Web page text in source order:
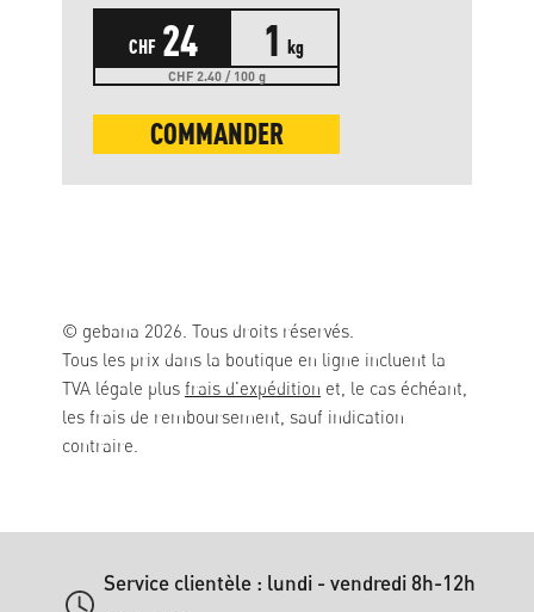
CHF 24 1 kg
CHF 2.40 / 100 g
COMMANDER
© gebana 2026. Tous droits réservés.
Tous les prix dans la boutique en ligne incluent la
TVA légale plus frais d'expédition et, le cas échéant,
les frais de remboursement, sauf indication
contraire.
Service clientèle : lundi - vendredi 8h-12h